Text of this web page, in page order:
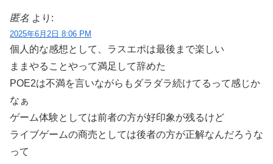
匿名 より:
2025年6月2日 8:06 PM
個人的な感想として、ラスエポは最後まで楽しい
ままやることやって満足して辞めた
POE2は不満を言いながらもダラダラ続けてるって感じか
なぁ
ゲーム体験としては前者の方が好印象が残るけど
ライブゲームの商売としては後者の方が正解なんだろうな
って